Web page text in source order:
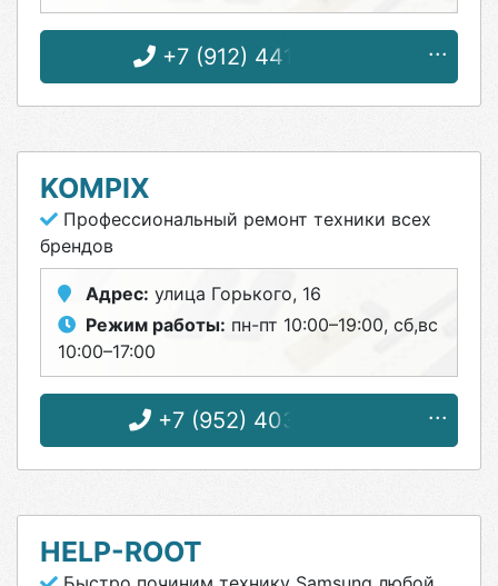
+7 (912) 441-60-91
KOMPIX
Профессиональный ремонт техники всех
брендов
Адрес: улица Горького, 16
Режим работы: пн-пт 10:00–19:00, сб,вс
10:00–17:00
+7 (952) 403-16-43
HELP-ROOT